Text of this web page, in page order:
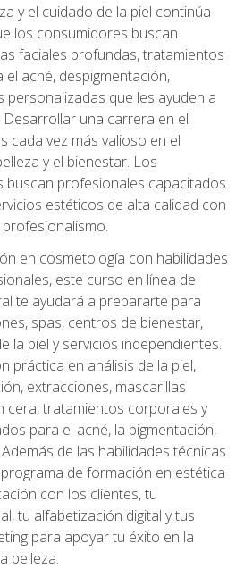
y el cuidado de la piel continúa
los consumidores buscan
faciales profundas, tratamientos
acné, despigmentación,
personalizadas que les ayuden a
una carrera en el
cada vez más valioso en el
y el bienestar. Los
buscan profesionales capacitados
estéticos de alta calidad con
en cosmetología con habilidades
este curso en línea de
te ayudará a prepararte para
spas, centros de bienestar,
la piel y servicios independientes.
práctica en análisis de la piel,
extracciones, mascarillas
cera, tratamientos corporales y
para el acné, la pigmentación,
de las habilidades técnicas
de formación en estética
con los clientes, tu
tu alfabetización digital y tus
para apoyar tu éxito en la
belleza.